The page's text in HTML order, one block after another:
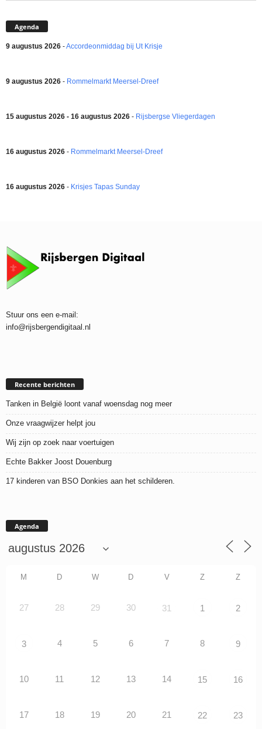
Agenda
9 augustus 2026 -Accordeonmiddag bij Ut Krisje
9 augustus 2026 - Rommelmarkt Meersel-Dreef
15 augustus 2026 - 16 augustus 2026 - Rijsbergse Vliegerdagen
16 augustus 2026 - Rommelmarkt Meersel-Dreef
16 augustus 2026 - Krisjes Tapas Sunday
Stuur ons een e-mail:
info@rijsbergendigitaal.nl
Recente berichten
Tanken in België loont vanaf woensdag nog meer
Onze vraagwijzer helpt jou
Wij zijn op zoek naar voertuigen
Echte Bakker Joost Douenburg
17 kinderen van BSO Donkies aan het schilderen.
Agenda
M D W D V Z Z
27 28 29 30 31 1 2
3 4 5 6 7 8 9
10 11 12 13 14 15 16
17 18 19 20 21 22 23